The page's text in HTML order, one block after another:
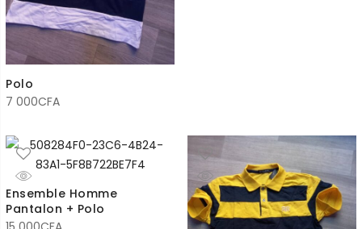
Polo
7 000CFA
Ensemble Homme
Pantalon + Polo